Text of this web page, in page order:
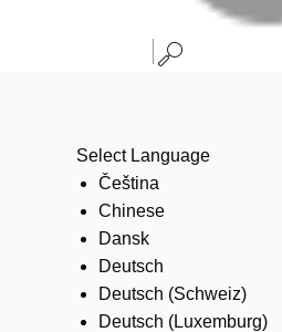
Select Language
Čeština
Chinese
Dansk
Deutsch
Deutsch (Schweiz)
Deutsch (Luxemburg)